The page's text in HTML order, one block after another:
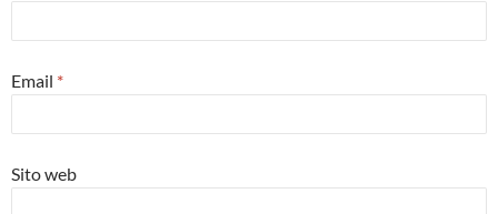
Email *
Sito web